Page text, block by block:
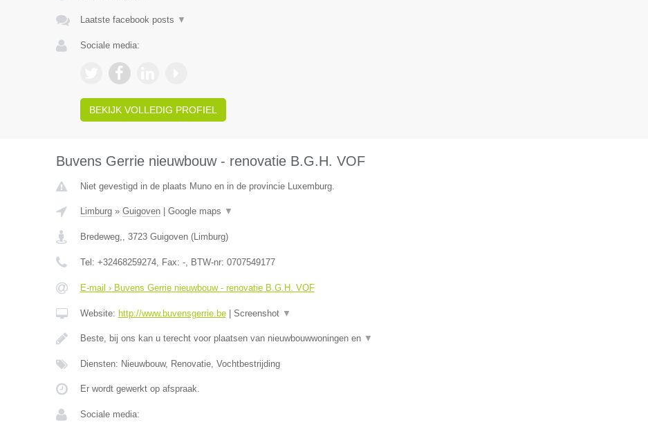
Laatste facebook posts ▼
Sociale media:
BEKIJK VOLLEDIG PROFIEL
Buvens Gerrie nieuwbouw - renovatie B.G.H. VOF
Niet gevestigd in de plaats Muno en in de provincie Luxemburg.
Limburg» Guigoven| Google maps ▼
Bredeweg,, 3723 Guigoven(Limburg)
Tel: +32468259274, Fax: -, BTW-nr: 0707549177
E-mail › Buvens Gerrie nieuwbouw - renovatie B.G.H. VOF
Website: http://www.buvensgerrie.be| Screenshot ▼
Beste, bij ons kan u terecht voor plaatsen van nieuwbouwwoningen en ▼
Diensten: Nieuwbouw, Renovatie, Vochtbestrijding
Er wordt gewerkt op afspraak.
Sociale media: